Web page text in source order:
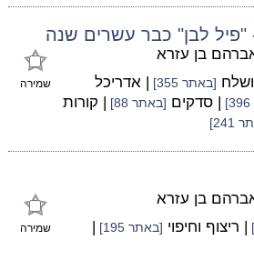
"פיל לבן" כבר עשרים שנה
שמירה
בן עזרא
[באתר 355] | אדריכל
| סדקים [באתר 88] | קורות
שמירה
בן עזרא
| ריצוף וחיפוי [באתר 195]
|